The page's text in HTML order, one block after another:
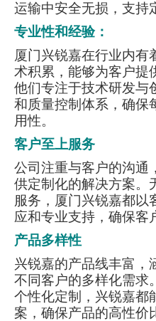
运输中安全无损，支持
专业性和经验：
厦门兴锐嘉在行业内有
术积累，能够为客户提
他们专注于技术研发与
和质量控制体系，确保
用性。
客户至上服务
公司注重与客户的沟通
供定制化的解决方案。
服务，厦门兴锐嘉都以
应和专业支持，确保客
产品多样性
兴锐嘉的产品线丰富，
不同客户的多样化需求
个性化定制，兴锐嘉都
案，确保产品的高性价